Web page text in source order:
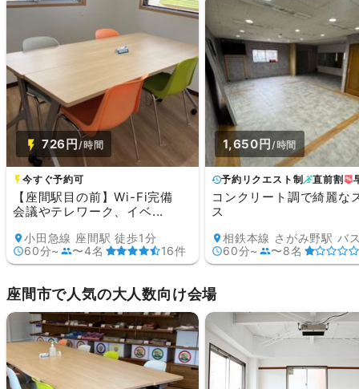
726円/時間
今すぐ予約可
【座間駅目の前】Wi-Fi完備
会議やテレワーク、イベ...
小田急線 座間駅 徒歩1分
60分~
〜4名 16件
1,650円/時間
予約リクエスト制 直前割
コンクリート調で綺麗な
ス
60分~ 〜8名
座間市で人気の大人数向け会場